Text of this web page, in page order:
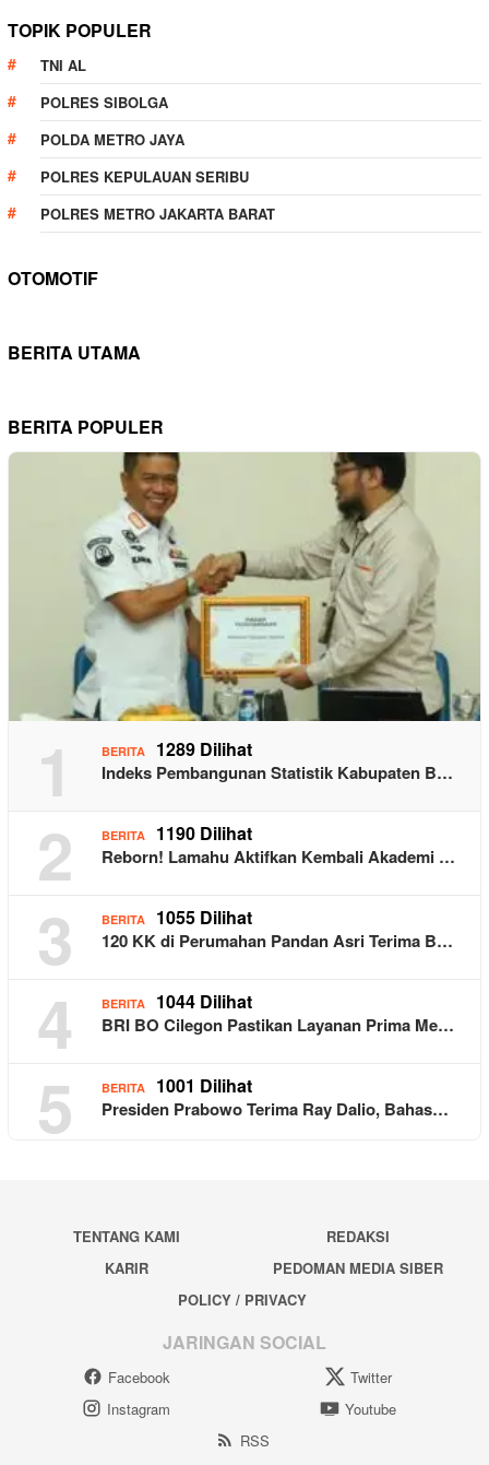
TOPIK POPULER
TNI AL
POLRES SIBOLGA
POLDA METRO JAYA
POLRES KEPULAUAN SERIBU
POLRES METRO JAKARTA BARAT
OTOMOTIF
BERITA UTAMA
BERITA POPULER
1 BERITA 1289 Dilihat
Indeks Pembangunan Statistik Kabupaten B…
2 BERITA 1190 Dilihat
Reborn! Lamahu Aktifkan Kembali Akademi …
3 BERITA 1055 Dilihat
120 KK di Perumahan Pandan Asri Terima B…
4 BERITA 1044 Dilihat
BRI BO Cilegon Pastikan Layanan Prima Me…
5 BERITA 1001 Dilihat
Presiden Prabowo Terima Ray Dalio, Bahas…
TENTANG KAMI
REDAKSI
KARIR
PEDOMAN MEDIA SIBER
POLICY / PRIVACY
JARINGAN SOCIAL
Facebook
Twitter
Instagram
Youtube
RSS